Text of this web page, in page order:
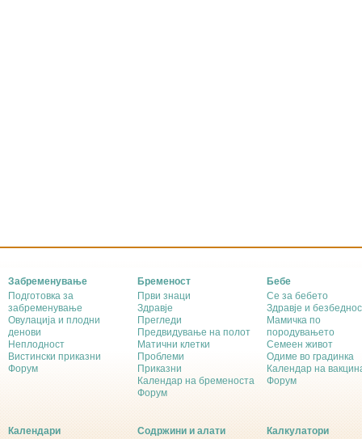
Забременување
Подготовка за
забременување
Овулација и плодни
денови
Неплодност
Вистински приказни
Форум
Бременост
Први знаци
Здравје
Прегледи
Предвидување на полот
Матични клетки
Проблеми
Приказни
Календар на бременоста
Форум
Бебе
Се за бебето
Здравје и
Мамичка по
породувањето
Семеен живот
Одиме во градинка
Календар на
Форум
Календари
Содржини и алати
Калкулатори